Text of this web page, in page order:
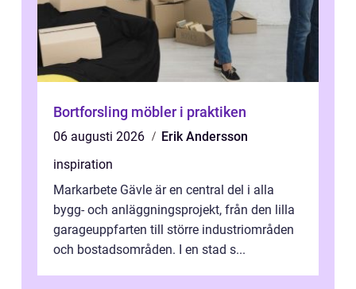
Bortforsling möbler i praktiken
06 augusti 2026
Erik Andersson
inspiration
Markarbete Gävle är en central del i alla
bygg- och anläggningsprojekt, från den lilla
garageuppfarten till större industriområden
och bostadsområden. I en stad s...